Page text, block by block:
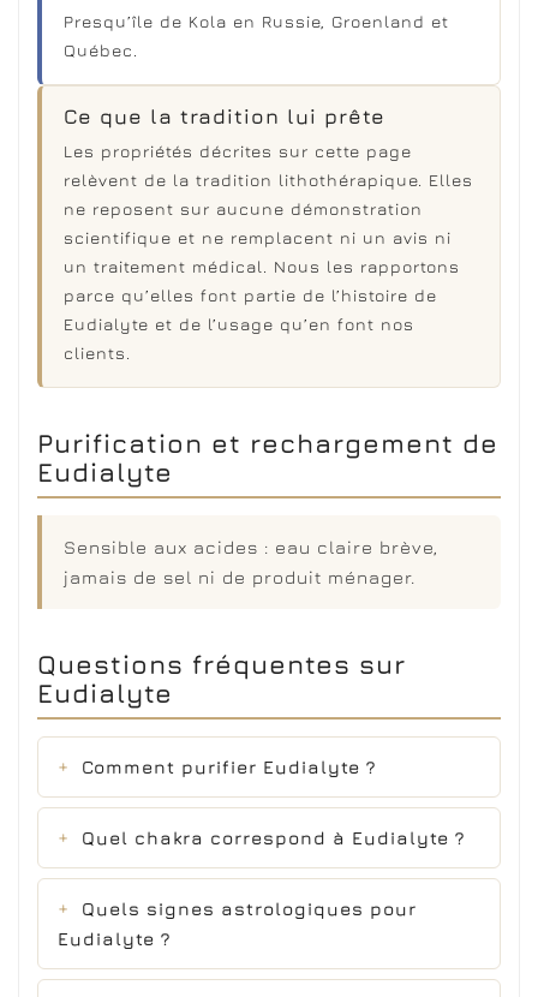
Presqu’île de Kola en Russie, Groenland et
Québec.
Ce que la tradition lui prête
Les propriétés décrites sur cette page
relèvent de la tradition lithothérapique. Elles
ne reposent sur aucune démonstration
scientifique et ne remplacent ni un avis ni
un traitement médical. Nous les rapportons
parce qu’elles font partie de l’histoire de
Eudialyte et de l’usage qu’en font nos
clients.
Purification et rechargement de
Eudialyte
Sensible aux acides : eau claire brève,
jamais de sel ni de produit ménager.
Questions fréquentes sur
Eudialyte
Comment purifier Eudialyte ?
Quel chakra correspond à Eudialyte ?
Quels signes astrologiques pour
Eudialyte ?